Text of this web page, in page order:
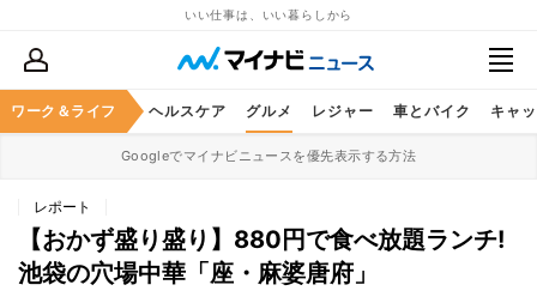
いい仕事は、いい暮らしから
ワーク＆ライフ
マネー 暮らし ヘルスケア グルメ レジャー 車とバイク キャ
Googleでマイナビニュースを優先表示する方法
レポート
【おかず盛り盛り】880円で食べ放題ランチ!
池袋の穴場中華「座・麻婆唐府」